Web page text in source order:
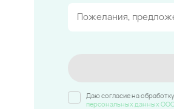
Даю согласие на
персональных данных